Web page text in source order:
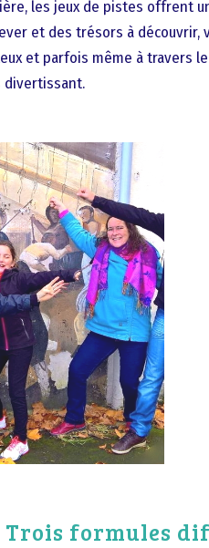
les jeux de pistes offrent
et des trésors à découvrir,
et parfois même à travers
divertissant.
Trois formules